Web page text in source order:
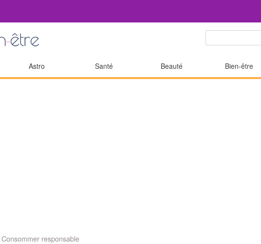
Astro Santé Beauté Bien-être
Consommer responsable